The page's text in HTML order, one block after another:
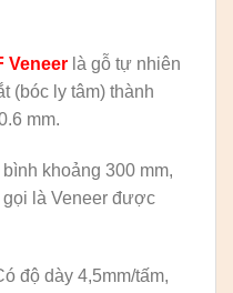
Veneer là gỗ tự nhiên
(bóc ly tâm) thành
mm.
khoảng 300 mm,
là Veneer được
độ dày 4,5mm/tấm,